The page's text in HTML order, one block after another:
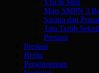
Visi & Misi
Mars SMPN 3
Sarana dan
Tata Tertib
Prestasi
Prestasi
Berita
Pengumuman